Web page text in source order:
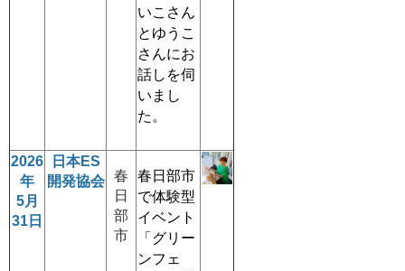
いこさん
とゆうこ
さんにお
話しを伺
いまし
た。
2026
年
5月
31日
日本ES
開発協会
春
日
部
市
春日部市
で体験型
イベント
「グリー
ンフェ